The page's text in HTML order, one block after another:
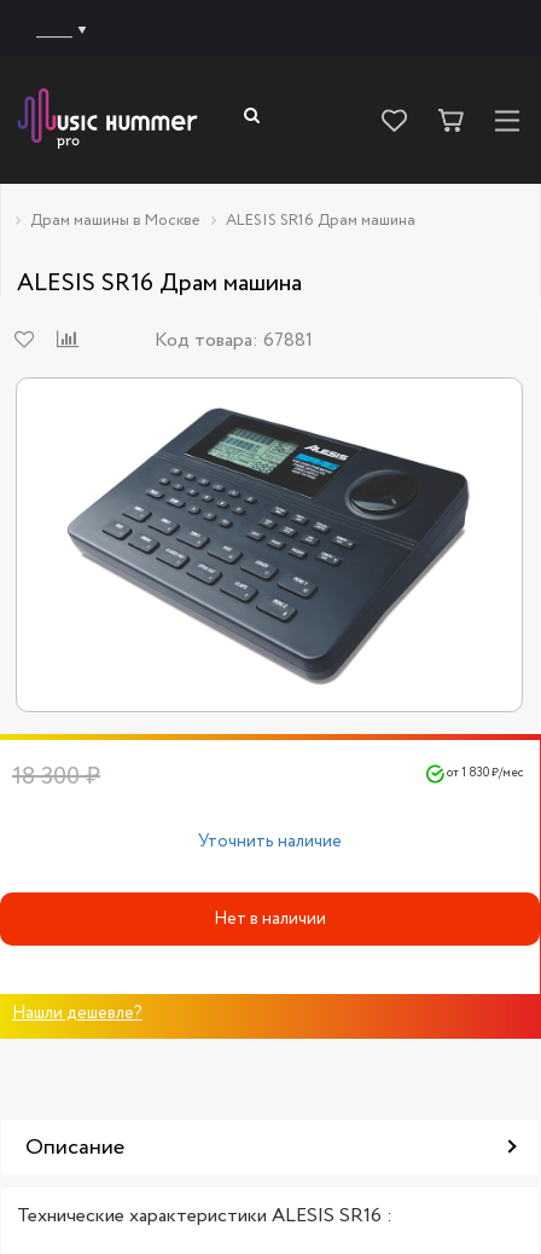
Драм машины в Москве ALESIS SR16 Драм машина
ALESIS SR16 Драм машина
Код товара: 67881
18 300 ₽ от 1 830 ₽/мес
Уточнить наличие
Нет в наличии
Нашли дешевле?
Описание
Технические характеристики ALESIS SR16 :